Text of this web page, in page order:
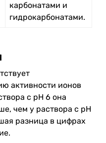
карбонатами и
гидрокарбонатами.
активности ионов
с pH 6 она
чем у раствора с pH
разница в цифрах